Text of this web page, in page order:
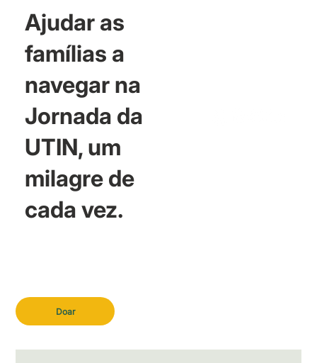
Doar
Ajudar as
famílias a
navegar na
Jornada da
UTIN, um
milagre de
cada vez.